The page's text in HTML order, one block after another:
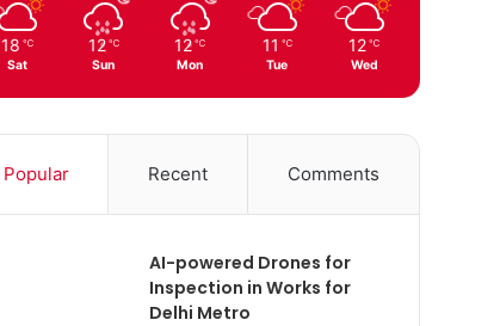
18 ℃
Sat
12 ℃
Sun
12 ℃
Mon
11 ℃
Tue
12 ℃
Wed
Popular Recent Comments
AI-powered Drones for
Inspection in Works for
Delhi Metro